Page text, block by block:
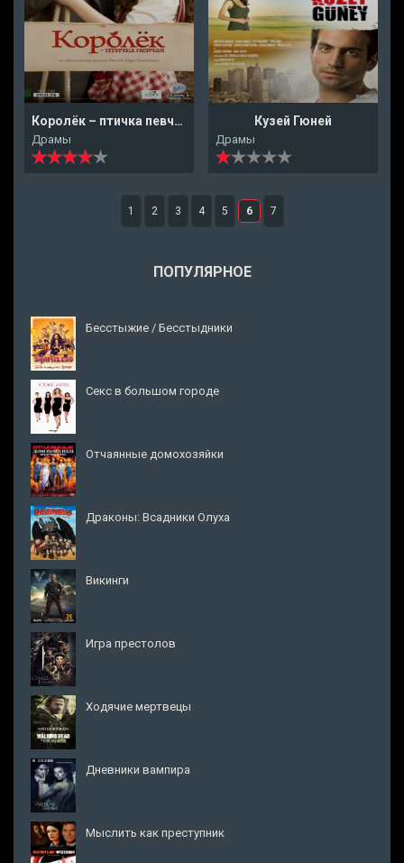
Королёк – птичка певчая
Драмы
Кузей Гюней
Драмы
1 2 3 4 5 6 7
ПОПУЛЯРНОЕ
Бесстыжие / Бесстыдники
Секс в большом городе
Отчаянные домохозяйки
Драконы: Всадники Олуха
Викинги
Игра престолов
Ходячие мертвецы
Дневники вампира
Мыслить как преступник